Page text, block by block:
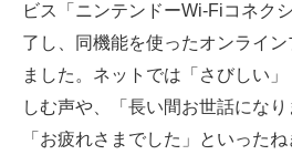
ITの今と未来を見通す
スマホと通信の最新トレンド
進化するPCとデバイスの未来
ビス「ニンテンドーWi-Fiコネク
了し、同機能を使ったオンライ
ました。ネットでは「さびしい
しむ声や、「長い間お世話になり
「お疲れさまでした」といった